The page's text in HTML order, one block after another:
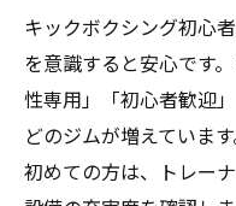
キックボクシング初心
を意識すると安心です
性専用」「初心者歓迎
どのジムが増えています
初めての方は、トレー